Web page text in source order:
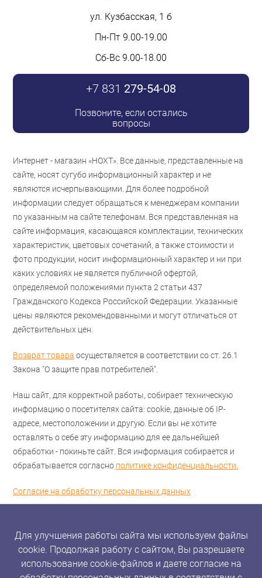
ул. Кузбасская, 1 б
Пн-Пт 9.00-19.00
Сб-Вс 9.00-18.00
+7 831 279-54-08
Позвоните, если остались
вопросы
Интернет - магазин «НОХТ». Все данные, представленные на
сайте, носят сугубо информационный характер и не
являются исчерпывающими. Для более подробной
информации следует обращаться к менеджерам компании
по указанным на сайте телефонам. Вся представленная на
сайте информация, касающаяся комплектации, технических
характеристик, цветовых сочетаний, а также стоимости и
фото продукции, носит информационный характер и ни при
каких условиях не является публичной офертой,
определяемой положениями пункта 2 статьи 437
Гражданского Кодекса Российской Федерации. Указанные
цены являются рекомендованными и могут отличаться от
действительных цен.
Возврат товара осуществляется в соответствии со ст. 26.1
Закона "О защите прав потребителей".
Наш сайт, для корректной работы, собирает техническую
информацию о посетителях сайта: cookie, данные об IP-
адресе, местоположении и другую. Если вы не хотите
оставлять о себе эту информацию для ее дальнейшей
обработки - покиньте сайт. Вся информация собирается и
обрабатывается согласно политике конфиденциальности.
Согласие на обработку персональных данных
Для улучшения работы сайта мы используем файлы
cookie. Продолжая работу с сайтом, Вы разрешаете
использование cookie-файлов и даете согласие на